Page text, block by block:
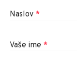
Naslov *
Vaše ime *